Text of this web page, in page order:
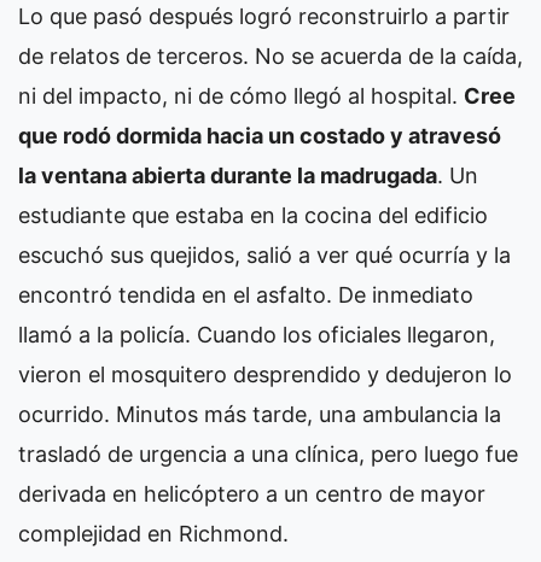
Lo que pasó después logró reconstruirlo a partir
de relatos de terceros. No se acuerda de la caída,
ni del impacto, ni de cómo llegó al hospital. Cree
que rodó dormida hacia un costado y atravesó
la ventana abierta durante la madrugada. Un
estudiante que estaba en la cocina del edificio
escuchó sus quejidos, salió a ver qué ocurría y la
encontró tendida en el asfalto. De inmediato
llamó a la policía. Cuando los oficiales llegaron,
vieron el mosquitero desprendido y dedujeron lo
ocurrido. Minutos más tarde, una ambulancia la
trasladó de urgencia a una clínica, pero luego fue
derivada en helicóptero a un centro de mayor
complejidad en Richmond.